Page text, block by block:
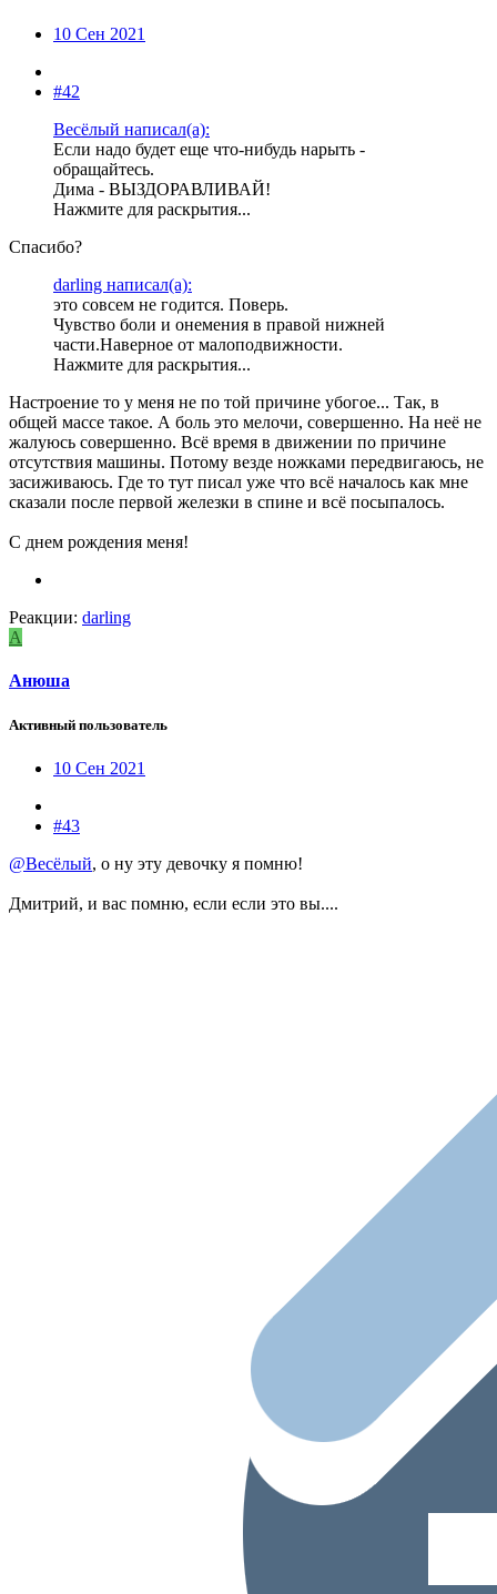
10 Сен 2021
#42
Весёлый написал(а):
Если надо будет еще что-нибудь нарыть -
обращайтесь.
Дима - ВЫЗДОРАВЛИВАЙ!
Нажмите для раскрытия...
Спасибо?
darling написал(а):
это совсем не годится. Поверь.
Чувство боли и онемения в правой нижней
части.Наверное от малоподвижности.
Нажмите для раскрытия...
Настроение то у меня не по той причине убогое... Так, в
общей массе такое. А боль это мелочи, совершенно. На неё не
жалуюсь совершенно. Всё время в движении по причине
отсутствия машины. Потому везде ножками передвигаюсь, не
засиживаюсь. Где то тут писал уже что всё началось как мне
сказали после первой железки в спине и всё посыпалось.
С днем рождения меня!
Реакции: darling
А
Анюша
Активный пользователь
10 Сен 2021
#43
@Весёлый, о ну эту девочку я помню!
Дмитрий, и вас помню, если если это вы....